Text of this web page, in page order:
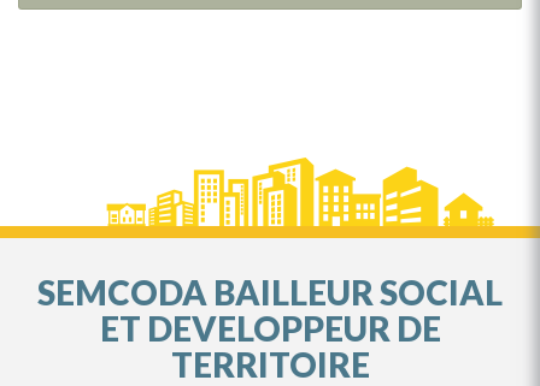
SEMCODA BAILLEUR SOCIAL
ET DEVELOPPEUR DE
TERRITOIRE